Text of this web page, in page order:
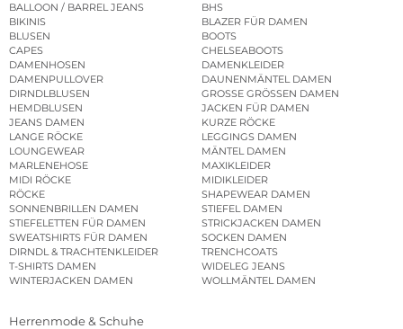
BALLOON / BARREL JEANS
BHS
BIKINIS
BLAZER FÜR DAMEN
BLUSEN
BOOTS
CAPES
CHELSEABOOTS
DAMENHOSEN
DAMENKLEIDER
DAMENPULLOVER
DAUNENMÄNTEL DAMEN
DIRNDLBLUSEN
GROSSE GRÖSSEN DAMEN
HEMDBLUSEN
JACKEN FÜR DAMEN
JEANS DAMEN
KURZE RÖCKE
LANGE RÖCKE
LEGGINGS DAMEN
LOUNGEWEAR
MÄNTEL DAMEN
MARLENEHOSE
MAXIKLEIDER
MIDI RÖCKE
MIDIKLEIDER
RÖCKE
SHAPEWEAR DAMEN
SONNENBRILLEN DAMEN
STIEFEL DAMEN
STIEFELETTEN FÜR DAMEN
STRICKJACKEN DAMEN
SWEATSHIRTS FÜR DAMEN
SOCKEN DAMEN
DIRNDL & TRACHTENKLEIDER
TRENCHCOATS
T-SHIRTS DAMEN
WIDELEG JEANS
WINTERJACKEN DAMEN
WOLLMÄNTEL DAMEN
Herrenmode & Schuhe